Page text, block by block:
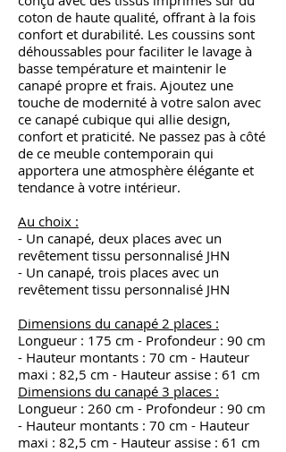
coton de haute qualité, offrant à la fois
confort et durabilité. Les coussins sont
déhoussables pour faciliter le lavage à
basse température et maintenir le
canapé propre et frais. Ajoutez une
touche de modernité à votre salon avec
ce canapé cubique qui allie design,
confort et praticité. Ne passez pas à côté
de ce meuble contemporain qui
apportera une atmosphère élégante et
tendance à votre intérieur.
Au choix :
- Un canapé, deux places avec un
revêtement tissu personnalisé JHN
- Un canapé, trois places avec un
revêtement tissu personnalisé JHN
Dimensions du canapé 2 places :
Longueur : 175 cm - Profondeur : 90 cm
- Hauteur montants : 70 cm - Hauteur
maxi : 82,5 cm - Hauteur assise : 61 cm
Dimensions du canapé 3 places :
Longueur : 260 cm - Profondeur : 90 cm
- Hauteur montants : 70 cm - Hauteur
maxi : 82,5 cm - Hauteur assise : 61 cm